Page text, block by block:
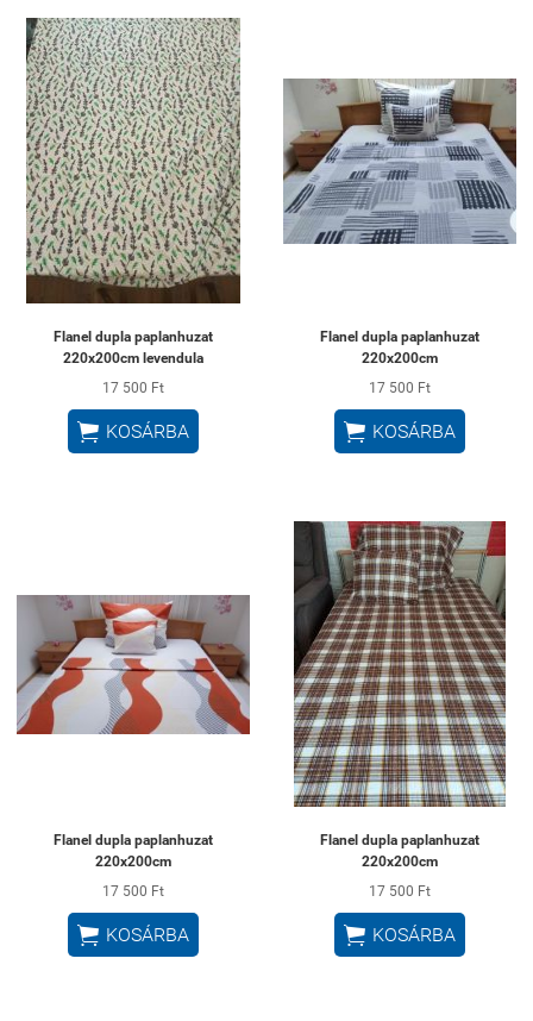
Flanel dupla paplanhuzat
220x200cm levendula
17 500 Ft
 KOSÁRBA
Flanel dupla paplanhuzat
220x200cm
17 500 Ft
 KOSÁRBA
Flanel dupla paplanhuzat
220x200cm
17 500 Ft
 KOSÁRBA
Flanel dupla paplanhuzat
220x200cm
17 500 Ft
 KOSÁRBA